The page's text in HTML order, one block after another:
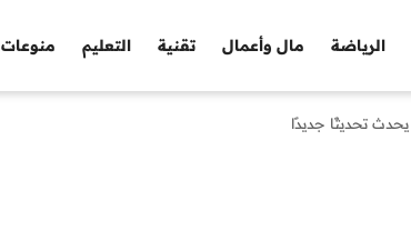
الرياضة مال وأعمال تقنية التعليم منوعات